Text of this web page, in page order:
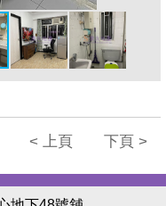
< 上頁 下頁 >